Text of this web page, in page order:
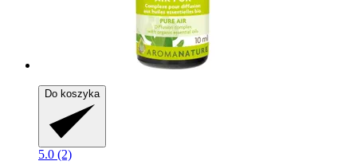
Do koszyka
5.0 (2)